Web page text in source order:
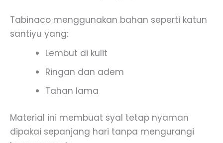
Tabinaco menggunakan bahan seperti katun
santiyu yang:
Lembut di kulit
Ringan dan adem
Tahan lama
Material ini membuat syal tetap nyaman
dipakai sepanjang hari tanpa mengurangi